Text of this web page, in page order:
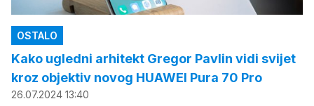
OSTALO
Kako ugledni arhitekt Gregor Pavlin vidi svijet
kroz objektiv novog HUAWEI Pura 70 Pro
26.07.2024 13:40